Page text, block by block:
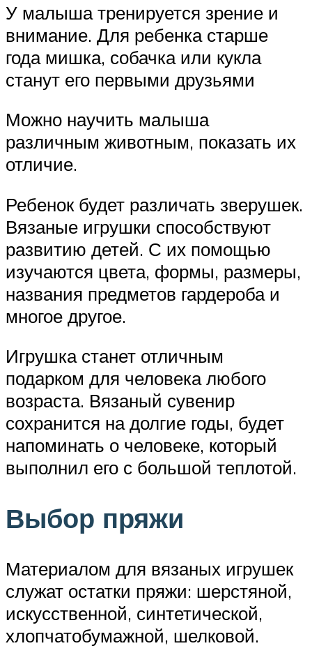
У малыша тренируется зрение и
внимание. Для ребенка старше
года мишка, собачка или кукла
станут его первыми друзьями
Можно научить малыша
различным животным, показать их
отличие.
Ребенок будет различать зверушек.
Вязаные игрушки способствуют
развитию детей. С их помощью
изучаются цвета, формы, размеры,
названия предметов гардероба и
многое другое.
Игрушка станет отличным
подарком для человека любого
возраста. Вязаный сувенир
сохранится на долгие годы, будет
напоминать о человеке, который
выполнил его с большой теплотой.
Выбор пряжи
Материалом для вязаных игрушек
служат остатки пряжи: шерстяной,
искусственной, синтетической,
хлопчатобумажной, шелковой.